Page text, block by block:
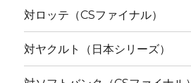
対ロッテ（CSファイナル）
対ヤクルト（日本シリーズ）